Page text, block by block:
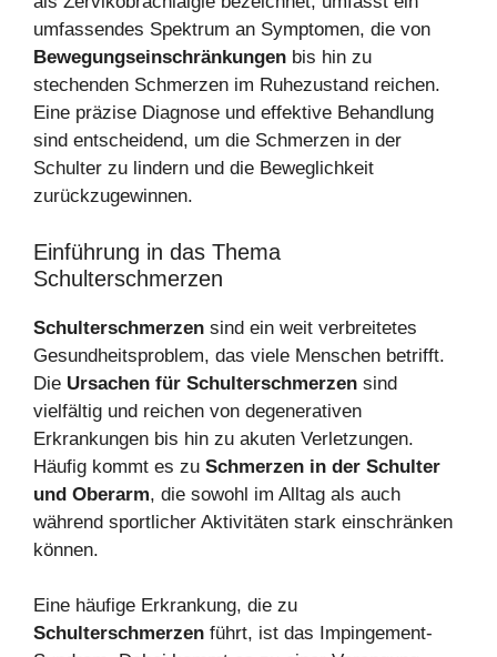
umfassendes Spektrum an Symptomen, die von
Bewegungseinschränkungen bis hin zu
stechenden Schmerzen im Ruhezustand reichen.
Eine präzise Diagnose und effektive Behandlung
sind entscheidend, um die Schmerzen in der
Schulter zu lindern und die Beweglichkeit
zurückzugewinnen.
Einführung in das Thema
Schulterschmerzen
Schulterschmerzen sind ein weit verbreitetes
Gesundheitsproblem, das viele Menschen betrifft.
Die Ursachen für Schulterschmerzen sind
vielfältig und reichen von degenerativen
Erkrankungen bis hin zu akuten Verletzungen.
Häufig kommt es zu Schmerzen in der Schulter
und Oberarm, die sowohl im Alltag als auch
während sportlicher Aktivitäten stark einschränken
können.
Eine häufige Erkrankung, die zu
Schulterschmerzen führt, ist das Impingement-